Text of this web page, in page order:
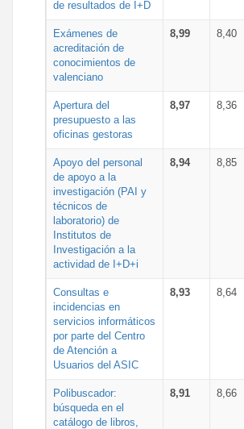
de resultados de I+D
Exámenes de
acreditación de
conocimientos de
valenciano
8,99 8,40
Apertura del
presupuesto a las
oficinas gestoras
8,97 8,36
Apoyo del personal
de apoyo a la
investigación (PAI y
técnicos de
laboratorio) de
Institutos de
Investigación a la
actividad de I+D+i
8,94 8,85
Consultas e
incidencias en
servicios informáticos
por parte del Centro
de Atención a
Usuarios del ASIC
8,93 8,64
Polibuscador:
búsqueda en el
catálogo de libros,
8,91 8,66